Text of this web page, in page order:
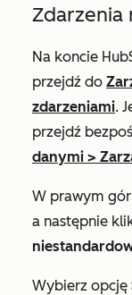
Zdarzenia
Na koncie
przejdź do
zdarzeniami.
przejdź
danymi >
W prawym
a następnie
Wybierz opcję